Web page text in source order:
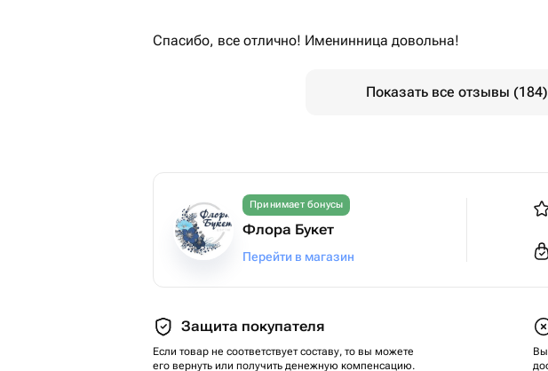
Спасибо, все отлично! Именинница довольна!
Показать все отзывы (184)
Принимает бонусы
Флора Букет
Перейти в магазин
Защита покупателя
Если товар не соответствует составу, то вы можете
его вернуть или получить денежную компенсацию.
Вы